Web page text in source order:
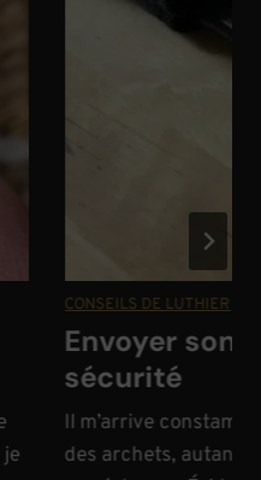
CONSEILS DE LUTHIER|
Envoyer son
sécurité
Il m’arrive
des archets, autant